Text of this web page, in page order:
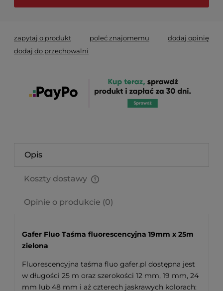
zapytaj o produkt poleć znajomemu
dodaj opinię
dodaj do przechowalni
Opis
Koszty dostawy
Opinie o produkcie (0)
Gafer Fluo Taśma fluorescencyjna 19mm x 25m
zielona
Fluorescencyjna taśma fluo gafer.pl dostępna jest
w długości 25 m oraz szerokości 12 mm, 19 mm, 24
mm lub 48 mm i aż czterech jaskrawych kolorach: